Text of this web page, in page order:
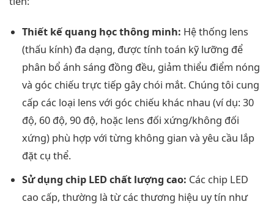
Thiết kế quang học thông minh: Hệ thống lens
(thấu kính) đa dạng, được tính toán kỹ lưỡng để
phân bổ ánh sáng đồng đều, giảm thiểu điểm nóng
và góc chiếu trực tiếp gây chói mắt. Chúng tôi cung
cấp các loại lens với góc chiếu khác nhau (ví dụ: 30
độ, 60 độ, 90 độ, hoặc lens đối xứng/không đối
xứng) phù hợp với từng không gian và yêu cầu lắp
đặt cụ thể.
Sử dụng chip LED chất lượng cao: Các chip LED
cao cấp, thường là từ các thương hiệu uy tín như